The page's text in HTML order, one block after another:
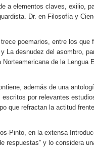
a elementos claves, exilio,
Dr. en Filosofía y
poemarios, entre los
La desnudez del asombro,
Norteamericana de la Lengua
además de una
escritos por relevantes
que refractan la actitud
Pinto, en la extensa
respuestas” y lo considera